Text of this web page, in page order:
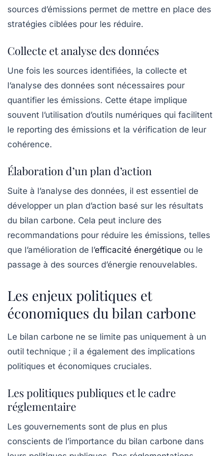
sources d’émissions permet de mettre en place des
stratégies ciblées pour les réduire.
Collecte et analyse des données
Une fois les sources identifiées, la collecte et
l’analyse des données sont nécessaires pour
quantifier les émissions. Cette étape implique
souvent l’utilisation d’outils numériques qui facilitent
le reporting des émissions et la vérification de leur
cohérence.
Élaboration d’un plan d’action
Suite à l’analyse des données, il est essentiel de
développer un plan d’action basé sur les résultats
du bilan carbone. Cela peut inclure des
recommandations pour réduire les émissions, telles
que l’amélioration de l’efficacité énergétique ou le
passage à des sources d’énergie renouvelables.
Les enjeux politiques et
économiques du bilan carbone
Le bilan carbone ne se limite pas uniquement à un
outil technique ; il a également des implications
politiques et économiques cruciales.
Les politiques publiques et le cadre
réglementaire
Les gouvernements sont de plus en plus
conscients de l’importance du bilan carbone dans